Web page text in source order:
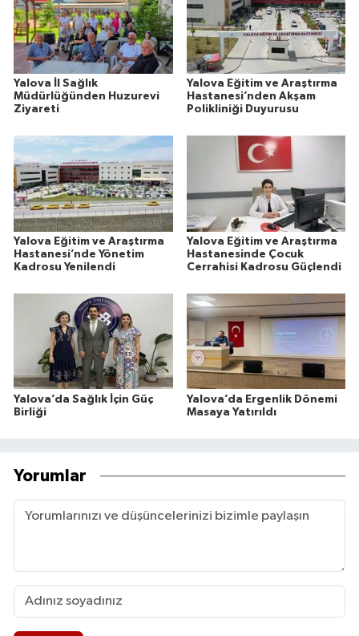
Yalova İl Sağlık
Müdürlüğünden Huzurevi
Ziyareti
Yalova Eğitim ve Araştırma
Hastanesi’nden Akşam
Polikliniği Duyurusu
Yalova Eğitim ve Araştırma
Hastanesi’nde Yönetim
Kadrosu Yenilendi
Yalova Eğitim ve Araştırma
Hastanesinde Çocuk
Cerrahisi Kadrosu Güçlendi
Yalova’da Sağlık İçin Güç
Birliği
Yalova’da Ergenlik Dönemi
Masaya Yatırıldı
Yorumlar